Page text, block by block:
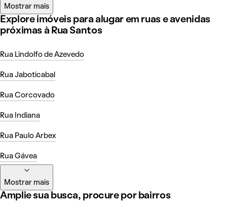
Mostrar mais
Explore imóveis para alugar em ruas e avenidas
próximas à Rua Santos
Rua Lindolfo de Azevedo
Rua Jaboticabal
Rua Corcovado
Rua Indiana
Rua Paulo Arbex
Rua Gávea
Mostrar mais
Amplie sua busca, procure por bairros